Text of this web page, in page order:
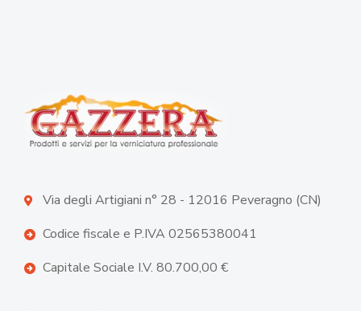
Via degli Artigiani n° 28 - 12016 Peveragno (CN)
Codice fiscale e P.IVA 02565380041
Capitale Sociale I.V. 80.700,00 €